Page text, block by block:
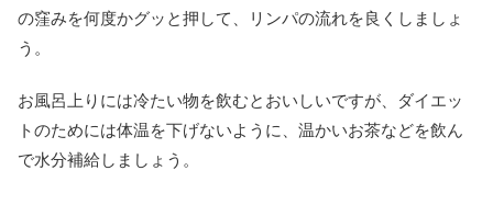
の窪みを何度かグッと押して、リンパの流れを良くしましょ
う。
お風呂上りには冷たい物を飲むとおいしいですが、ダイエッ
トのためには体温を下げないように、温かいお茶などを飲ん
で水分補給しましょう。